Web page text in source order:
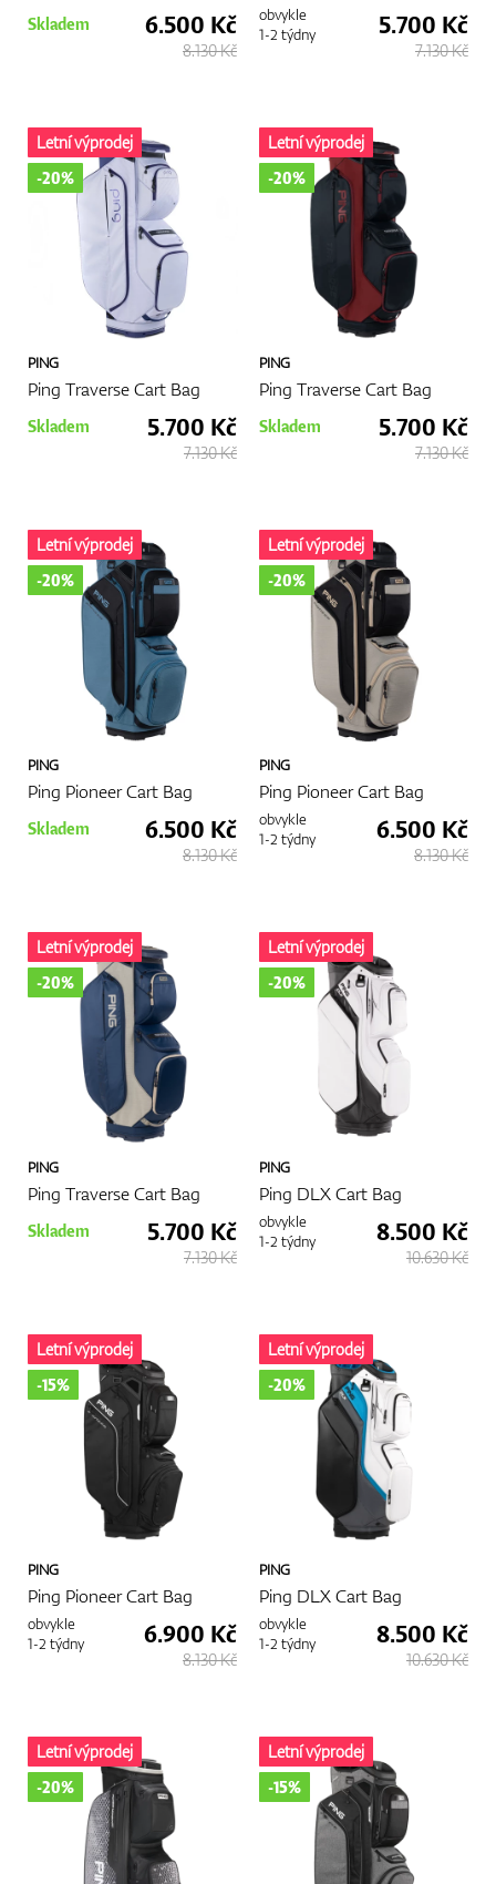
Dárkové poukazy
Skladem 6.500 Kč
8.130 Kč
obvykle
1-2 týdny
5.700 Kč
7.130 Kč
PING
Ping Traverse Cart Bag
Letní výprodej
-20%
Skladem 5.700 Kč
7.130 Kč
PING
Ping Traverse Cart Bag
Letní výprodej
-20%
Skladem 5.700 Kč
7.130 Kč
PING
Ping Pioneer Cart Bag
Letní výprodej
-20%
Skladem 6.500 Kč
8.130 Kč
PING
Ping Pioneer Cart Bag
Letní výprodej
-20%
obvykle
1-2 týdny
6.500 Kč
8.130 Kč
PING
Ping Traverse Cart Bag
Letní výprodej
-20%
Skladem 5.700 Kč
7.130 Kč
PING
Ping DLX Cart Bag
Letní výprodej
-20%
obvykle
1-2 týdny
8.500 Kč
10.630 Kč
PING
Ping Pioneer Cart Bag
Letní výprodej
-15%
obvykle
1-2 týdny
6.900 Kč
8.130 Kč
PING
Ping DLX Cart Bag
Letní výprodej
-20%
obvykle
1-2 týdny
8.500 Kč
10.630 Kč
Letní výprodej
-20%
Letní výprodej
-15%